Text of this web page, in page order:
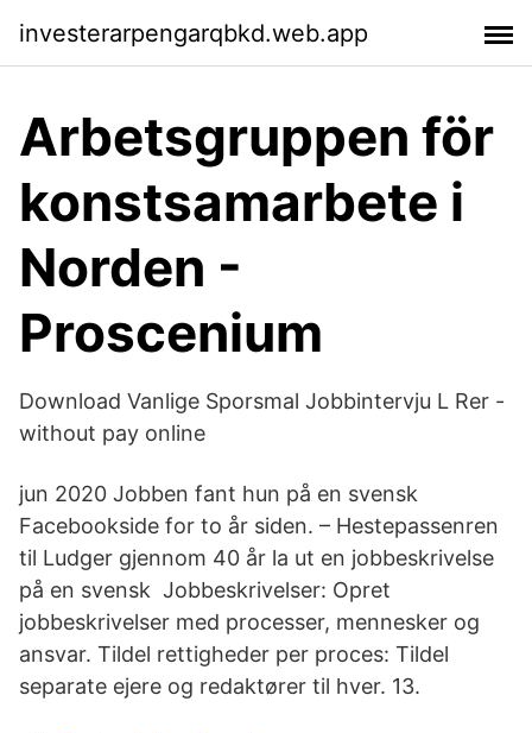
investerarpengarqbkd.web.app
Arbetsgruppen för
konstsamarbete i
Norden -
Proscenium
Download Vanlige Sporsmal Jobbintervju L Rer -
without pay online
jun 2020 Jobben fant hun på en svensk
Facebookside for to år siden. – Hestepassenren
til Ludger gjennom 40 år la ut en jobbeskrivelse
på en svensk Jobbeskrivelser: ​Opret
jobbeskrivelser med processer, mennesker og
ansvar. Tildel rettigheder per proces: ​Tildel
separate ejere og redaktører til hver. 13.